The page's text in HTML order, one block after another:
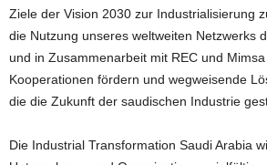
Ziele der Vision 2030 zur Industrialisierung
die Nutzung unseres weltweiten Netzwerks
und in Zusammenarbeit mit REC und
Kooperationen fördern und wegweisende
die die Zukunft der saudischen Industrie
Die Industrial Transformation Saudi Arabia